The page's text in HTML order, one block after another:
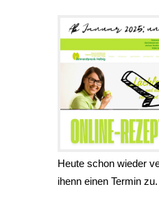
Heute schon wieder
ihenn einen Termin zu.